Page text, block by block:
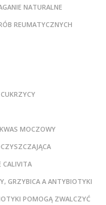
NATURALNE
REUMATYCZNYCH
MOCZOWY
CALIVITA
GRZYBICA A ANTYBIOTYKI
POMOGĄ ZWALCZYĆ